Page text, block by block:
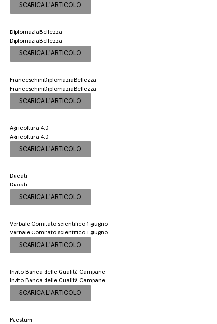
SCARICA L'ARTICOLO
DiplomaziaBellezza
DiplomaziaBellezza
SCARICA L'ARTICOLO
FranceschiniDiplomaziaBellezza
FranceschiniDiplomaziaBellezza
SCARICA L'ARTICOLO
Agricoltura 4.0
Agricoltura 4.0
SCARICA L'ARTICOLO
Ducati
Ducati
SCARICA L'ARTICOLO
Verbale Comitato scientifico 1 giugno
Verbale Comitato scientifico 1 giugno
SCARICA L'ARTICOLO
Invito Banca delle Qualità Campane
Invito Banca delle Qualità Campane
SCARICA L'ARTICOLO
Paestum